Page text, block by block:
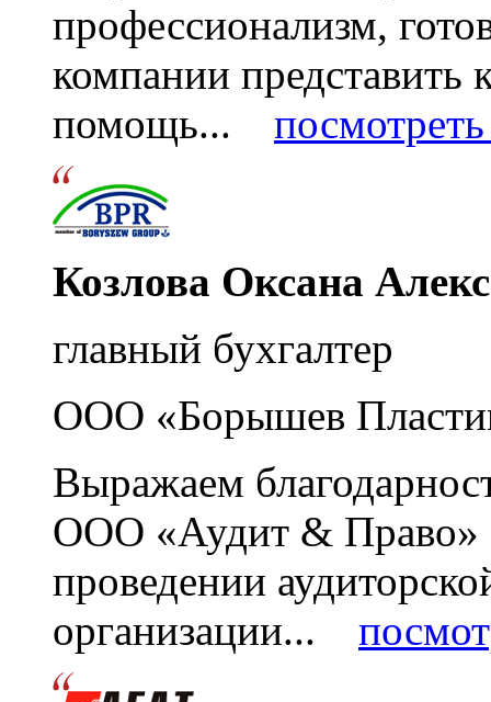
профессионализм,
компании
помощь...
Козлова Оксана
главный бухгалтер
ООО «Борышев
Выражаем
ООО «Аудит & Право»
проведении
организации...